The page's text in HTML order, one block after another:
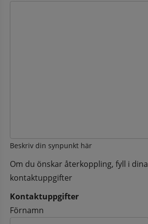
Beskriv din synpunkt här
Om du önskar återkoppling, fyll i dina
kontaktuppgifter
Kontaktuppgifter
Kontaktuppgifter
Förnamn